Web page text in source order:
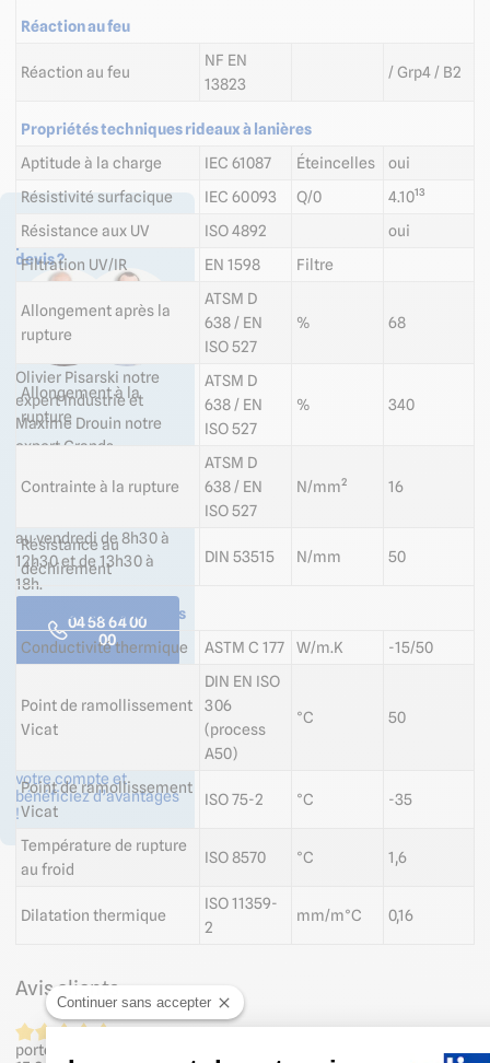
Des questions sur ce
produit ? Demander un
devis ?
Olivier Pisarski notre
expert Industrie et
Maxime Drouin notre
expert Grands
Collectivités sont à
au vendredi de 8h30 à
12h30 et de 13h30 à
18h.
04 58 64 00
00
de contact
votre compte et
bénéficiez d’avantages
!
Réaction au feu
Réaction au feu
NF EN
13823
/ Grp4 / B2
Propriétés techniques rideaux à lanières
Aptitude à la charge
IEC 61087 Éteincelles
oui
Résistivité surfacique
IEC 60093 Q/0
4.10¹³
Résistance aux UV
ISO 4892
oui
Filtration UV/IR
EN 1598 Filtre
Allongement après la
rupture
ATSM D
638 / EN
ISO 527
% 68
Allongement à la
rupture
ATSM D
638 / EN
ISO 527
% 340
Contrainte à la rupture
ATSM D
638 / EN
ISO 527
N/mm² 16
Résistance au
déchirement
DIN 53515 N/mm 50
Propriétés thermiques
Conductivité thermique
ASTM C 177 W/m.K -15/50
Point de ramollissement
Vicat
DIN EN ISO
306
(process
A50)
°C 50
Point de ramollissement
Vicat
ISO 75-2 °C -35
Température de rupture
au froid
ISO 8570 °C 1,6
Dilatation thermique
ISO 11359-
2
mm/m°C 0,16
Avis clients
porte de preau en attente d'une porte
Continuer sans accepter